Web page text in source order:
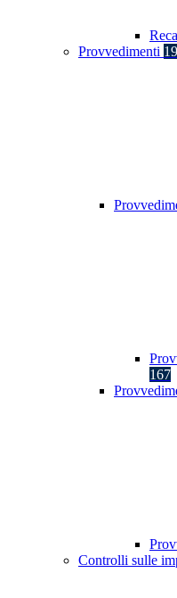
Provvedimenti
167
Controlli sulle